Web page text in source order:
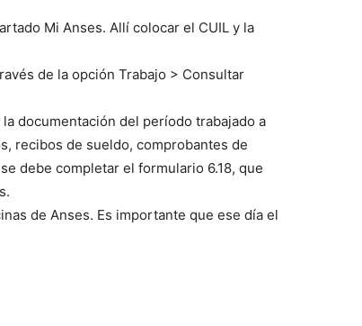
Mi Anses. Allí colocar el CUIL y la
de la opción Trabajo > Consultar
documentación del período trabajado a
recibos de sueldo, comprobantes de
debe completar el formulario 6.18, que
de Anses. Es importante que ese día el